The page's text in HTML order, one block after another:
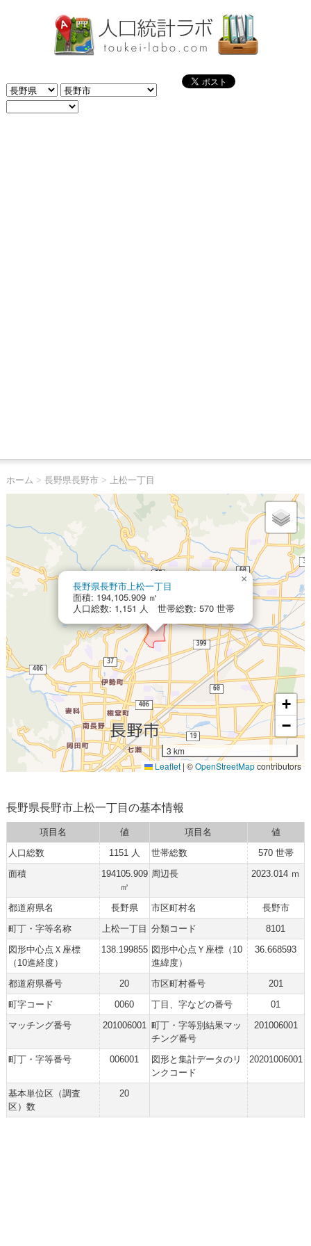
ホーム > 長野県長野市> 上松一丁目
長野県長野市上松一丁目
面積: 194,105.909 ㎡
人口総数: 1,151 人 世帯総数: 570 世帯
×
+
−
3 km
Leaflet | ©OpenStreetMapcontributors
長野県長野市上松一丁目の基本情報
項目名 値 項目名
値
人口総数
1151 人 世帯総数
570 世帯
面積
194105.909
㎡
周辺長 2023.014 ｍ
都道府県名 長野県 市区町村名
長野市
町丁・字等名称
上松一丁目 分類コード
8101
図形中心点Ｘ座標
（10進経度）
138.199855 図形中心点Ｙ座標（10
進緯度）
36.668593
都道府県番号 20 市区町村番号
201
町字コード
0060 丁目、字などの番号
01
マッチング番号
201006001 町丁・字等別結果マッ
チング番号
201006001
町丁・字等番号 006001
図形と集計データのリ
ンクコード
20201006001
基本単位区（調査
区）数
20